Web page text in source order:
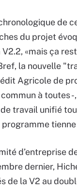
de
du projet
«mais ça
la nouvelle
Agricole de
à toutes
de travail unifié
d’entreprise
dernier,
de la V2 au